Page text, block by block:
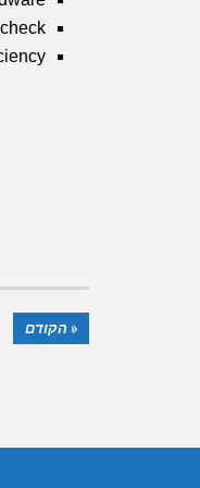
« הקודם